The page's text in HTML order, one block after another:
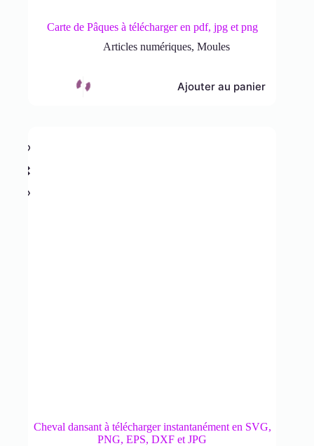
Carte de Pâques à télécharger en pdf, jpg et png
Articles numériques, Moules
Ajouter au panier
Cheval dansant à télécharger instantanément en SVG,
PNG, EPS, DXF et JPG